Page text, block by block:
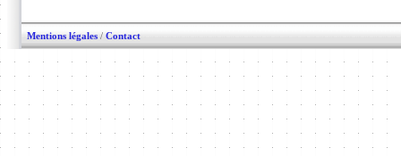
Mentions légales / Contact